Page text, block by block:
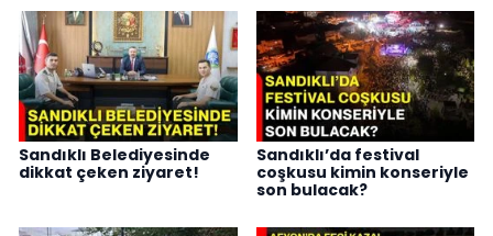
Sandıklı Belediyesinde
dikkat çeken ziyaret!
Sandıklı’da festival
coşkusu kimin konseriyle
son bulacak?